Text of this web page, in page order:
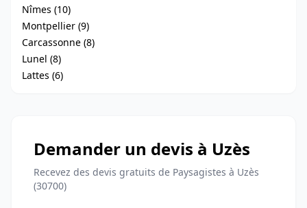
Nîmes (10)
Montpellier (9)
Carcassonne (8)
Lunel (8)
Lattes (6)
Demander un devis à Uzès
Recevez des devis gratuits de Paysagistes à Uzès
(30700)